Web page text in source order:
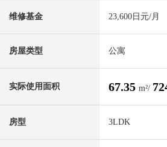
维修基金 23,600日元/月
房屋类型 公寓
实际使用面积 67.35 m²/
房型 3LDK